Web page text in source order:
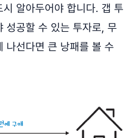
알아두어야 합니다. 갭 투
성공할 수 있는 투자로, 무
나선다면 큰 낭패를 볼 수